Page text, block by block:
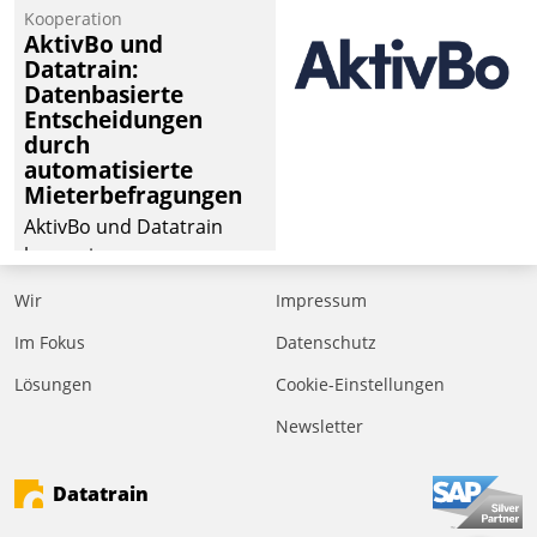
operativen
Instandhaltung in die
SAP-Systemlandschaft
deutscher
Wohnungsunternehmen
– und beschleunigt damit
den Weg vom
Mieteranliegen zum
Dienstleisterauftrag.
Kooperation
AktivBo und
Datatrain:
Datenbasierte
Entscheidungen
durch
automatisierte
Mieterbefragungen
AktivBo und Datatrain
kooperieren –
profitieren: Die nahtlose
Integration der Lösungen
Datatrain ermöglicht
Mieterbefragungen – eine
starke Grundlage für
Wir
Im Fokus
Lösungen
Impressum
Datenschutz
Cookie-Einstellungen
Newsletter
Datatrain